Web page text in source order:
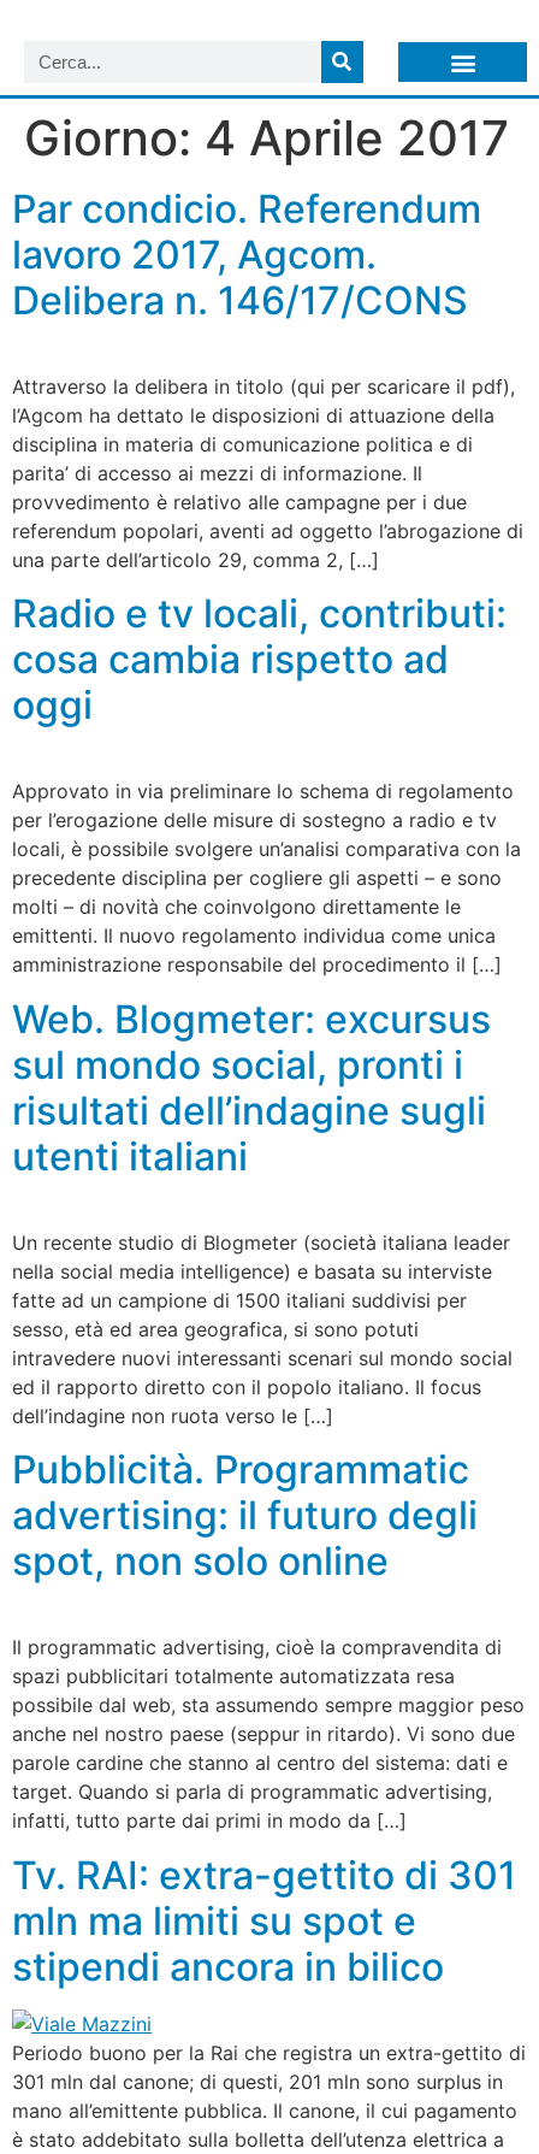
Giorno: 4 Aprile 2017
Par condicio. Referendum
lavoro 2017, Agcom.
Delibera n. 146/17/CONS
Attraverso la delibera in titolo (qui per scaricare il pdf),
l’Agcom ha dettato le disposizioni di attuazione della
disciplina in materia di comunicazione politica e di
parita’ di accesso ai mezzi di informazione. Il
provvedimento è relativo alle campagne per i due
referendum popolari, aventi ad oggetto l’abrogazione di
una parte dell’articolo 29, comma 2, […]
Radio e tv locali, contributi:
cosa cambia rispetto ad
oggi
Approvato in via preliminare lo schema di regolamento
per l’erogazione delle misure di sostegno a radio e tv
locali, è possibile svolgere un’analisi comparativa con la
precedente disciplina per cogliere gli aspetti – e sono
molti – di novità che coinvolgono direttamente le
emittenti. Il nuovo regolamento individua come unica
amministrazione responsabile del procedimento il […]
Web. Blogmeter: excursus
sul mondo social, pronti i
risultati dell’indagine sugli
utenti italiani
Un recente studio di Blogmeter (società italiana leader
nella social media intelligence) e basata su interviste
fatte ad un campione di 1500 italiani suddivisi per
sesso, età ed area geografica, si sono potuti
intravedere nuovi interessanti scenari sul mondo social
ed il rapporto diretto con il popolo italiano. Il focus
dell’indagine non ruota verso le […]
Pubblicità. Programmatic
advertising: il futuro degli
spot, non solo online
Il programmatic advertising, cioè la compravendita di
spazi pubblicitari totalmente automatizzata resa
possibile dal web, sta assumendo sempre maggior peso
anche nel nostro paese (seppur in ritardo). Vi sono due
parole cardine che stanno al centro del sistema: dati e
target. Quando si parla di programmatic advertising,
infatti, tutto parte dai primi in modo da […]
Tv. RAI: extra-gettito di 301
mln ma limiti su spot e
stipendi ancora in bilico
Periodo buono per la Rai che registra un extra-gettito di
301 mln dal canone; di questi, 201 mln sono surplus in
mano all’emittente pubblica. Il canone, il cui pagamento
è stato addebitato sulla bolletta dell’utenza elettrica a